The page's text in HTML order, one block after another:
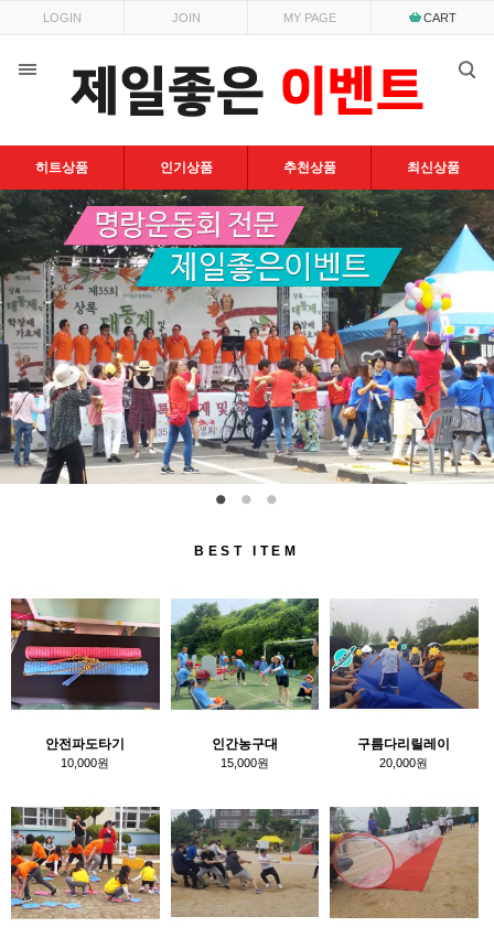
LOGIN JOIN MY PAGE CART
히트상품 인기상품 추천상품 최신상품
BEST ITEM
안전파도타기
10,000원
인간농구대
15,000원
구름다리릴레이
20,000원